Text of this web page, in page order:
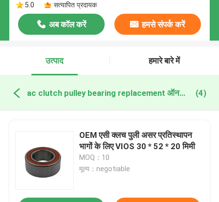
5.0
सत्यापित प्रदायक
अब कॉल करें हमसे संपर्क करें
उत्पाद हमारे बारे में
ac clutch pulley bearing replacement ऑनलाइन निर्माण (4)
OEM एसी क्लच पुली असर प्रतिस्थापन
भागों के लिए VIOS 30 * 52 * 20 मिमी
MOQ：10
मूल्य：negotiable